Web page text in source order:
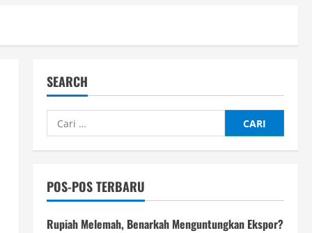
SEARCH
Cari
untuk:
POS-POS TERBARU
Rupiah Melemah, Benarkah Menguntungkan Ekspor?